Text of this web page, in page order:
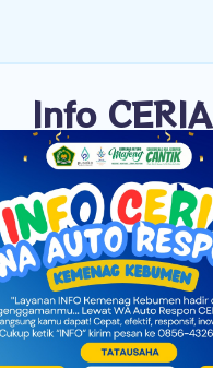
Info CERIA